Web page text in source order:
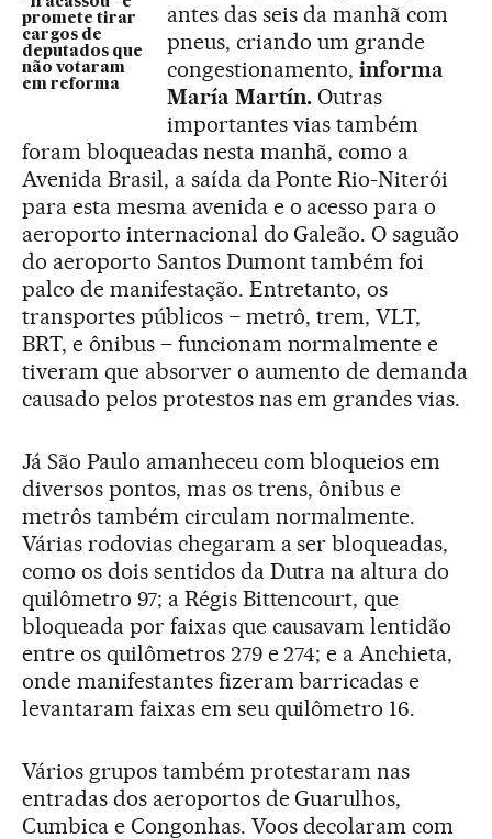
promete tirar
cargos de
deputados que
não votaram
em reforma
antes das seis da manhã com
pneus, criando um grande
congestionamento, informa
María Martín. Outras
importantes vias também
foram bloqueadas nesta manhã, como a
Avenida Brasil, a saída da Ponte Rio-Niterói
para esta mesma avenida e o acesso para o
aeroporto internacional do Galeão. O saguão
do aeroporto Santos Dumont também foi
palco de manifestação. Entretanto, os
transportes públicos – metrô, trem, VLT,
BRT, e ônibus – funcionam normalmente e
tiveram que absorver o aumento de demanda
causado pelos protestos nas em grandes vias.
Já São Paulo amanheceu com bloqueios em
diversos pontos, mas os trens, ônibus e
metrôs também circulam normalmente.
Várias rodovias chegaram a ser bloqueadas,
como os dois sentidos da Dutra na altura do
quilômetro 97; a Régis Bittencourt, que
bloqueada por faixas que causavam lentidão
entre os quilômetros 279 e 274; e a Anchieta,
onde manifestantes fizeram barricadas e
levantaram faixas em seu quilômetro 16.
Vários grupos também protestaram nas
entradas dos aeroportos de Guarulhos,
Cumbica e Congonhas. Voos decolaram com